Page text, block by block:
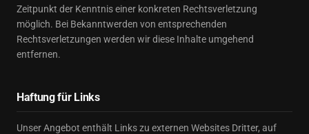
Zeitpunkt der Kenntnis einer konkreten Rechtsverletzung
möglich. Bei Bekanntwerden von entsprechenden
Rechtsverletzungen werden wir diese Inhalte umgehend
entfernen.
Haftung für Links
Unser Angebot enthält Links zu externen Websites Dritter, auf